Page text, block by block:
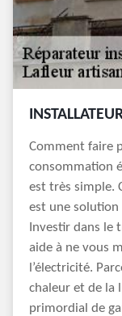
Comment faire
consommation
est très simple.
est une
Investir dans le
aide à ne vous
l’électricité.
chaleur et de la
primordial de